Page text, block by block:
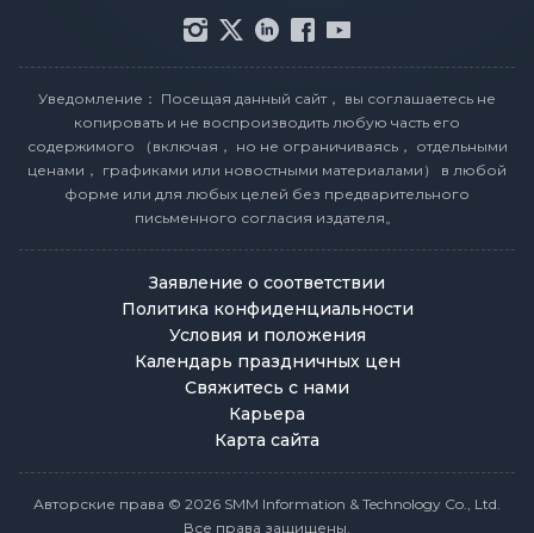
Уведомление： Посещая данный сайт， вы соглашаетесь не
копировать и не воспроизводить любую часть его
содержимого （включая， но не ограничиваясь， отдельными
ценами， графиками или новостными материалами） в любой
форме или для любых целей без предварительного
письменного согласия издателя。
Заявление о соответствии
Политика конфиденциальности
Условия и положения
Календарь праздничных цен
Свяжитесь с нами
Карьера
Карта сайта
Авторские права © 2026 SMM Information & Technology Co., Ltd.
Все права защищены.